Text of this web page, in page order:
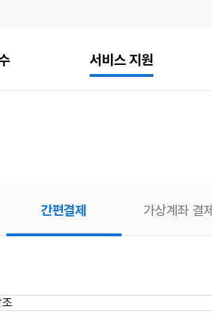
서비스 지원
간편결제 가상계좌 결